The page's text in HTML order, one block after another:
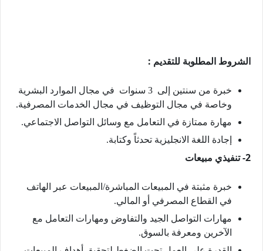
الشروط المطلوبة للتقديم :
خبرة من سنتين إلى 3 سنوات في مجال الموارد البشرية
وخاصة في مجال التوظيف في مجال الخدمات المصرفية.
مهارة ممتازة في التعامل مع وسائل التواصل الاجتماعي.
إجادة اللغة الانجليزية تحدثاً وكتابة.
2- تنفيذي مبيعات
خبرة مثبتة في المبيعات المباشرة/المبيعات عبر الهاتف
في القطاع المصرفي أو المالي.
مهارات التواصل الجيد والتفاوض ومهارات التعامل مع
الآخرين ومعرفة بالسوق.